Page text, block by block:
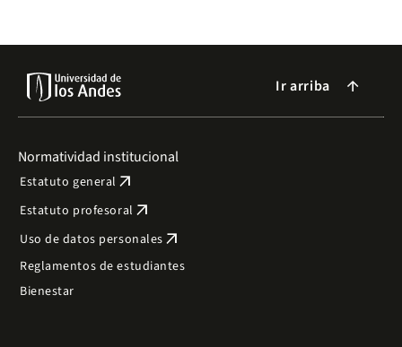
Ir arriba arrow_forward
Normatividad institucional
Estatuto general arrow_outward
Estatuto profesoral arrow_outward
Uso de datos personales arrow_outward
Reglamentos de estudiantes
Bienestar